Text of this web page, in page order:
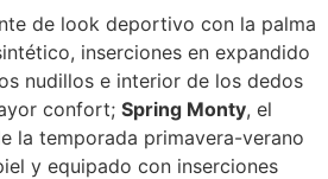
de look deportivo con la palma
inserciones en expandido
nudillos e interior de los dedos
confort; Spring Monty, el
la temporada primavera-verano
y equipado con inserciones